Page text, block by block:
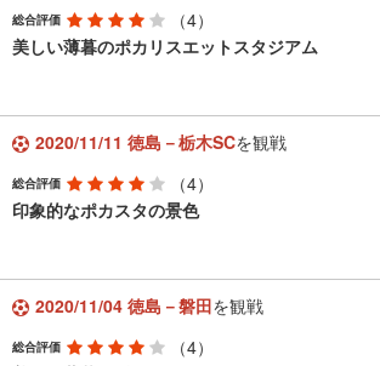
総合評価
（4）
美しい薄暮のポカリスエットスタジアム
2020/11/11 徳島－栃木SCを観戦
総合評価
（4）
印象的なポカスタの景色
2020/11/04 徳島－磐田を観戦
総合評価
（4）